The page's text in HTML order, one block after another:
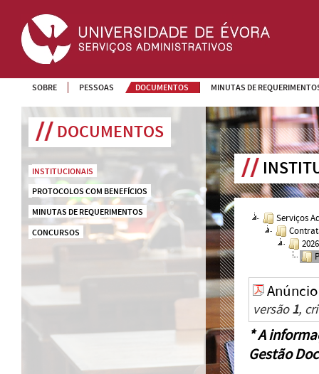
SOBRE PESSOAS DOCUMENTOS MINUTAS DE
DOCUMENTOS
INSTITUCIONAIS
PROTOCOLOS COM BENEFÍCIOS
MINUTAS DE REQUERIMENTOS
CONCURSOS
Serviços
2026
versão1,
* A
Gestão